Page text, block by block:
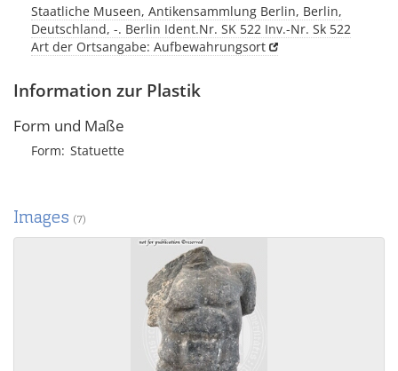
Staatliche Museen, Antikensammlung Berlin, Berlin,
Deutschland, -. Berlin Ident.Nr. SK 522 Inv.-Nr. Sk 522
Art der Ortsangabe: Aufbewahrungsort
Information zur Plastik
Form und Maße
Form Statuette
Images (7)